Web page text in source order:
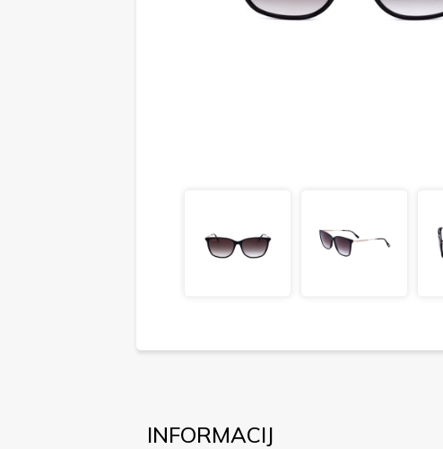
INFORMACIJ